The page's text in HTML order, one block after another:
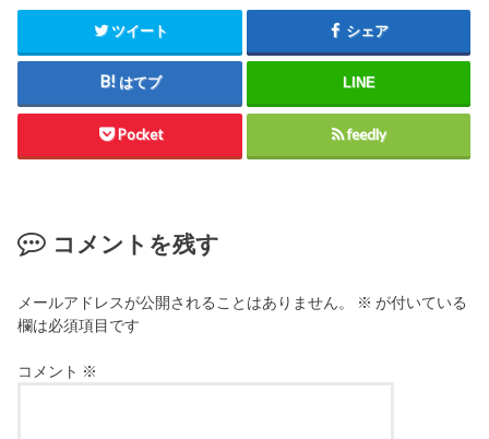
ツイート シェア
はてブ LINE
Pocket feedly
コメントを残す
メールアドレスが公開されることはありません。 ※ が付いている
欄は必須項目です
コメント ※